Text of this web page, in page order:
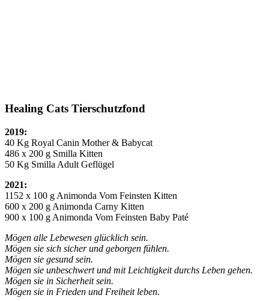
Healing Cats Tierschutzfond
2019:
40 Kg Royal Canin Mother & Babycat
486 x 200 g Smilla Kitten
50 Kg Smilla Adult Geflügel
2021:
1152 x 100 g Animonda Vom Feinsten Kitten
600 x 200 g Animonda Carny Kitten
900 x 100 g Animonda Vom Feinsten Baby Paté
Mögen alle Lebewesen glücklich sein.
Mögen sie sich sicher und geborgen fühlen.
Mögen sie gesund sein.
Mögen sie unbeschwert und mit Leichtigkeit durchs Leben gehen.
Mögen sie in Sicherheit sein.
Mögen sie in Frieden und Freiheit leben.